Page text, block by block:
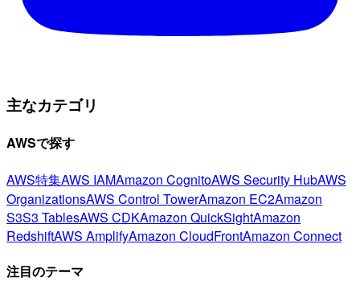
主なカテゴリ
AWSで探す
AWS特集AWS IAMAmazon CognitoAWS Security HubAWS
OrganizationsAWS Control TowerAmazon EC2Amazon
S3S3 TablesAWS CDKAmazon QuickSightAmazon
RedshiftAWS AmplifyAmazon CloudFrontAmazon Connect
注目のテーマ